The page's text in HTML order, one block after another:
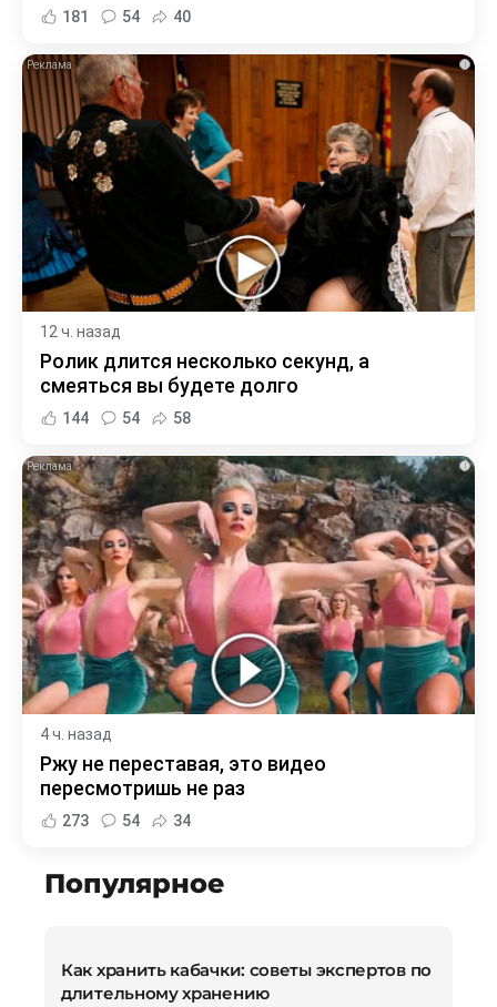
181 54 40
i
12 ч. назад
Ролик длится несколько секунд, а
смеяться вы будете долго
144 54 58
i
4 ч. назад
Ржу не переставая, это видео
пересмотришь не раз
273 54 34
Популярное
Как хранить кабачки: советы экспертов по
длительному хранению